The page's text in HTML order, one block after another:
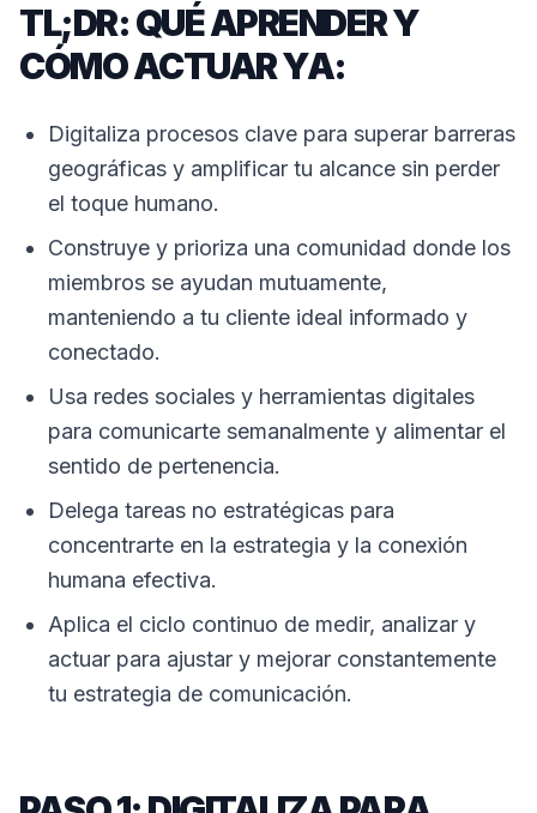
TL;DR: QUÉ APRENDER Y
CÓMO ACTUAR YA:
Digitaliza procesos clave para superar barreras
geográficas y amplificar tu alcance sin perder
el toque humano.
Construye y prioriza una comunidad donde los
miembros se ayudan mutuamente,
manteniendo a tu cliente ideal informado y
conectado.
Usa redes sociales y herramientas digitales
para comunicarte semanalmente y alimentar el
sentido de pertenencia.
Delega tareas no estratégicas para
concentrarte en la estrategia y la conexión
humana efectiva.
Aplica el ciclo continuo de medir, analizar y
actuar para ajustar y mejorar constantemente
tu estrategia de comunicación.